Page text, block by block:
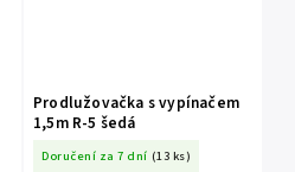
Prodlužovačka s vypínačem
1,5m R-5 šedá
Doručení za 7 dní (13 ks)